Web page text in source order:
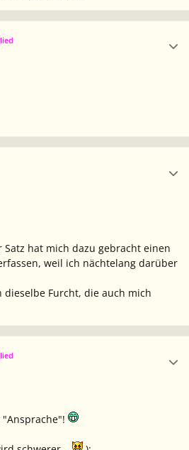
Satz hat mich dazu gebracht einen
weil ich nächtelang darüber
dieselbe Furcht, die auch mich